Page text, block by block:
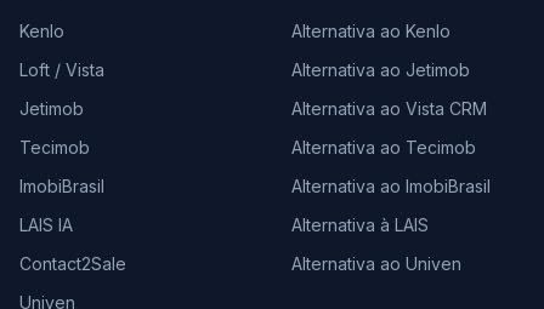
Kenlo
Loft / Vista
Jetimob
Tecimob
ImobiBrasil
LAIS IA
Contact2Sale
Univen
Alternativa ao Kenlo
Alternativa ao Jetimob
Alternativa ao Vista CRM
Alternativa ao Tecimob
Alternativa ao ImobiBrasil
Alternativa à LAIS
Alternativa ao Univen